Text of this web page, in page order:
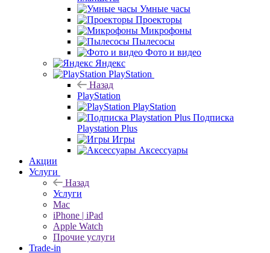
Умные часы
Проекторы
Микрофоны
Пылесосы
Фото и видео
Яндекс
PlayStation
Назад
PlayStation
PlayStation
Подписка
Playstation Plus
Игры
Аксессуары
Акции
Услуги
Назад
Услуги
Mac
iPhone | iPad
Apple Watch
Прочие услуги
Trade-in